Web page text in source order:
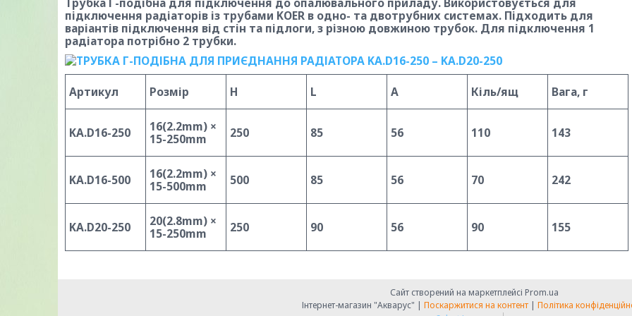
підключення радіаторів із трубами KOER в одно- та двотрубних системах. Підходить для
варіантів підключення від стін та підлоги, з різною довжиною трубок. Для підключення 1
радіатора потрібно 2 трубки.
Артикул Розмір H L A Кіль/ящ Вага, г
KA.D16-250
16(2.2mm) ×
15-250mm
250 85 56 110 143
KA.D16-500
16(2.2mm) ×
15-500mm
500 85 56 70 242
KA.D20-250
20(2.8mm) ×
15-250mm
250 90 56 90 155
Сайт створений на маркетплейсі Prom.ua
Інтернет-магазин "Акварус" | Поскаржитися на контент | Політика